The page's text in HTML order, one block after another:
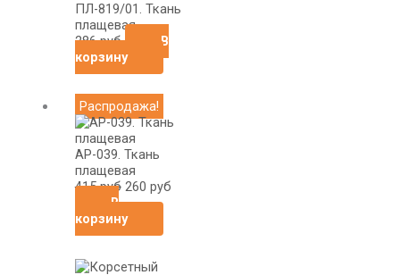
ПЛ-819/01. Ткань
плащевая
286руб
В
корзину
Распродажа!
АР-039. Ткань
плащевая
415руб
Первоначальная
цена
составляла
415
руб.
260 руб
цена:
В
корзину